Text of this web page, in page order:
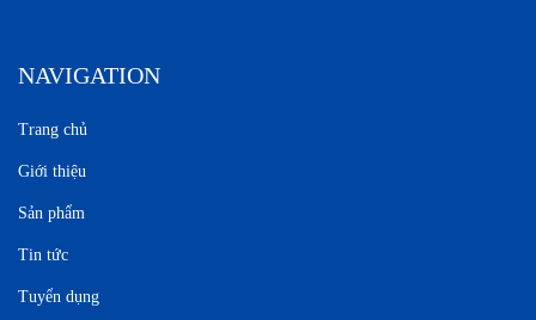
NAVIGATION
Trang chủ
Giới thiệu
Sản phẩm
Tin tức
Tuyển dụng